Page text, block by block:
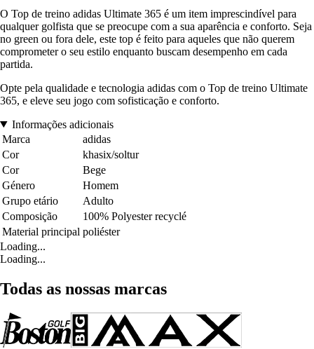
O Top de treino adidas Ultimate 365 é um item imprescindível para
qualquer golfista que se preocupe com a sua aparência e conforto. Seja
no green ou fora dele, este top é feito para aqueles que não querem
comprometer o seu estilo enquanto buscam desempenho em cada
partida.
Opte pela qualidade e tecnologia adidas com o Top de treino Ultimate
365, e eleve seu jogo com sofisticação e conforto.
Informações adicionais
Marca
adidas
Cor
khasix/soltur
Cor
Bege
Género
Homem
Grupo etário
Adulto
Composição
100% Polyester recyclé
Material principal poliéster
Loading...
Loading...
Todas as nossas marcas